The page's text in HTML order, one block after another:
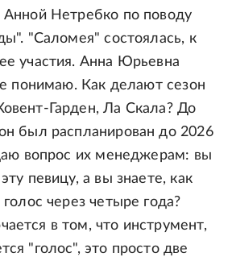
Нетребко по поводу
"Саломея" состоялась, к
участия. Анна Юрьевна
понимаю. Как делают сезон
Гарден, Ла Скала? До
был распланирован до 2026
вопрос их менеджерам: вы
певицу, а вы знаете, как
голос через четыре года?
в том, что инструмент,
"голос", это просто две